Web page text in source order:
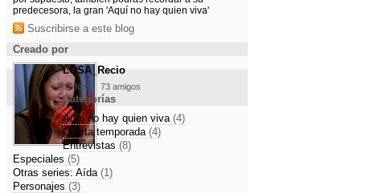
predecesora, la gran 'Aquí no hay quien viva'
Suscribirse a este blog
Creado por
LQSA_Recio
17 fotos 73 amigos
Categorías
Aquí no hay quien viva (4)
Cuarta temporada (4)
Entrevistas (8)
Especiales (5)
Otras series: Aída (1)
Personajes (3)